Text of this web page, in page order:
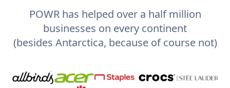
POWR has helped over a half million
businesses on every continent
(besides Antarctica, because of course not)